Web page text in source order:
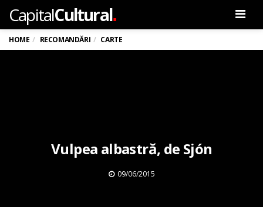
CapitalCultural.
HOME RECOMANDĂRI CARTE
Vulpea albastră, de Sjón
09/06/2015